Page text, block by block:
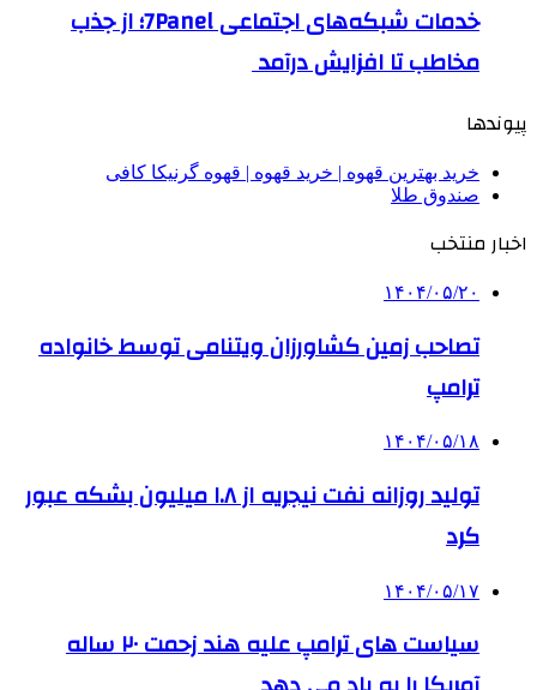
خدمات شبکه‌های اجتماعی 7Panel؛ از جذب
مخاطب تا افزایش درآمد
پیوندها
خرید بهترین قهوه | خرید قهوه | قهوه گرنیکا کافی
صندوق طلا
اخبار منتخب
۱۴۰۴/۰۵/۲۰
تصاحب زمین کشاورزان ویتنامی توسط خانواده
ترامپ
۱۴۰۴/۰۵/۱۸
تولید روزانه نفت نیجریه از ۱.۸ میلیون بشکه عبور
کرد
۱۴۰۴/۰۵/۱۷
سیاست های ترامپ علیه هند زحمت ۲۰ ساله